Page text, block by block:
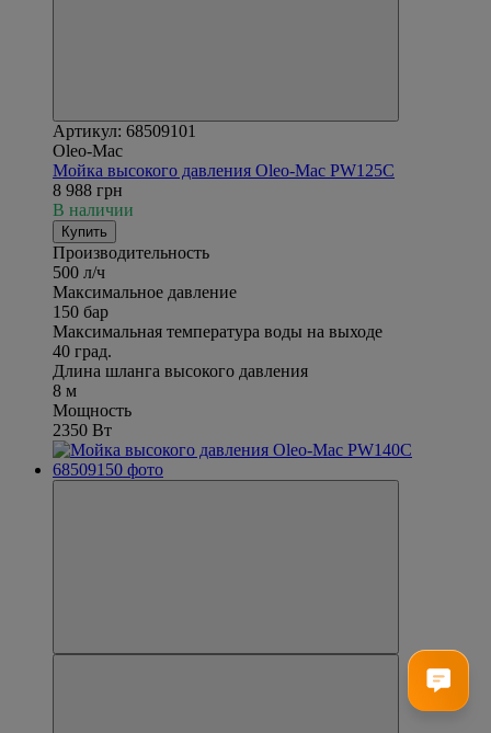
Артикул: 68509101
Oleo-Mac
Мойка высокого давления Oleo-Mac PW125C
8 988 грн
В наличии
Купить
Производительность
500 л/ч
Максимальное давление
150 бар
Максимальная температура воды на выходе
40 град.
Длина шланга высокого давления
8 м
Мощность
2350 Вт